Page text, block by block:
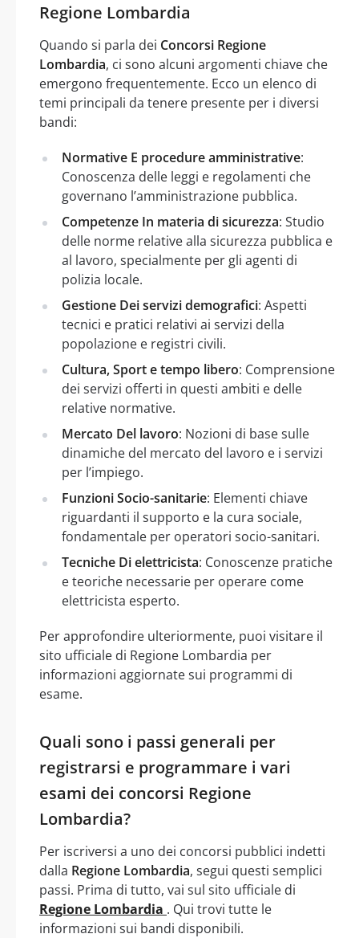
Regione Lombardia
Quando si parla dei Concorsi Regione
Lombardia, ci sono alcuni argomenti chiave che
emergono frequentemente. Ecco un elenco di
temi principali da tenere presente per i diversi
bandi:
Normative E procedure amministrative:
Conoscenza delle leggi e regolamenti che
governano l’amministrazione pubblica.
Competenze In materia di sicurezza: Studio
delle norme relative alla sicurezza pubblica e
al lavoro, specialmente per gli agenti di
polizia locale.
Gestione Dei servizi demografici: Aspetti
tecnici e pratici relativi ai servizi della
popolazione e registri civili.
Cultura, Sport e tempo libero: Comprensione
dei servizi offerti in questi ambiti e delle
relative normative.
Mercato Del lavoro: Nozioni di base sulle
dinamiche del mercato del lavoro e i servizi
per l’impiego.
Funzioni Socio-sanitarie: Elementi chiave
riguardanti il supporto e la cura sociale,
fondamentale per operatori socio-sanitari.
Tecniche Di elettricista: Conoscenze pratiche
e teoriche necessarie per operare come
elettricista esperto.
Per approfondire ulteriormente, puoi visitare il
sito ufficiale di Regione Lombardia per
informazioni aggiornate sui programmi di
esame.
Quali sono i passi generali per
registrarsi e programmare i vari
esami dei concorsi Regione
Lombardia?
Per iscriversi a uno dei concorsi pubblici indetti
dalla Regione Lombardia, segui questi semplici
passi. Prima di tutto, vai sul sito ufficiale di
Regione Lombardia . Qui trovi tutte le
informazioni sui bandi disponibili.